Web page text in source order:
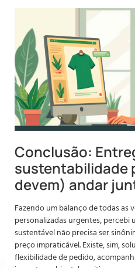
Conclusão:
sustentabilidade
devem) andar
Fazendo um balanço de todas as
personalizadas urgentes, percebi
sustentável não precisa ser
preço impraticável. Existe, sim,
flexibilidade de pedido,